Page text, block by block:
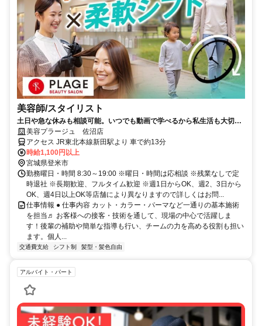
美容師/スタイリスト
土日や急な休みも相談可能。いつでも動画で学べるから私生活も大切
に。美容師をもう一度。
美容プラージュ 佐沼店
アクセス JR東北本線新田駅より 車で約13分
時給1,100円以上
宮城県登米市
勤務曜日・時間 8:30～19:00 ※曜日・時間は応相談 ※残業なしで定
時退社 ※長期歓迎、フルタイム歓迎 ※週1日からOK、週2、3日から
OK、週4日以上OK等店舗により異なりますので詳しくはお問...
仕事情報 ● 仕事内容 カット・カラー・パーマなど一通りの基本施術
を担当♬ お客様への接客・技術を通して、現場の中心で活躍しま
す！後輩の補助や簡単な指導も行い、チームの力を高める役割も担い
ます。個人...
交通費支給 シフト制 髪型・髪色自由
アルバイト・パート